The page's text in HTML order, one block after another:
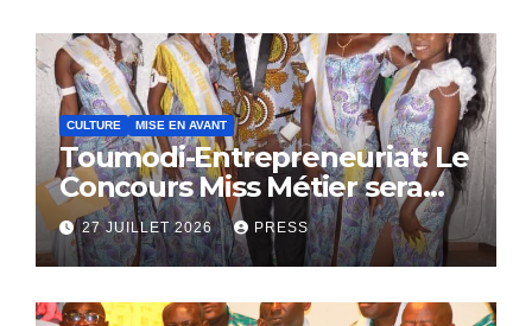
CULTURE MISE EN AVANT
Toumodi-Entrepreneuriat: Le
Concours Miss Métier sera
bientôt lance.
27 JUILLET 2026 PRESS